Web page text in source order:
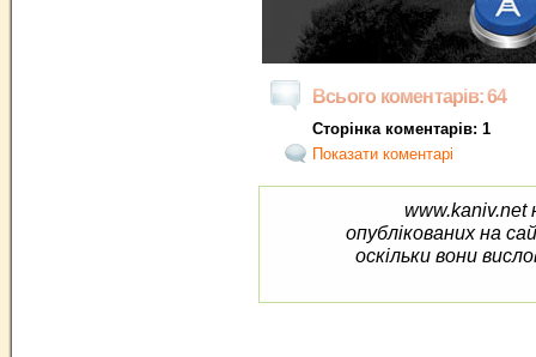
Всього коментарів: 64
Сторінка коментарів: 1
Показати коментарі
www.kaniv.net
опублікованих на
оскільки вони